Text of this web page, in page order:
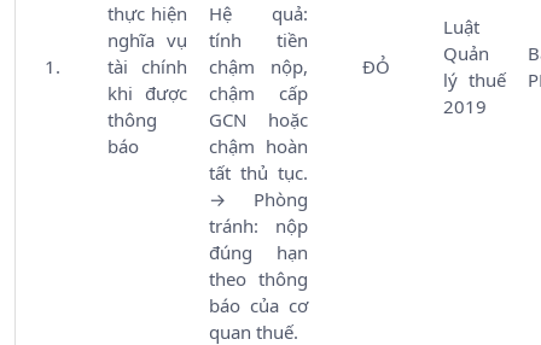
thực hiện
nghĩa vụ
tài chính
khi được
thông
báo
Hệ quả:
tính tiền
chậm nộp,
chậm cấp
GCN hoặc
chậm hoàn
tất thủ tục.
→ Phòng
tránh: nộp
đúng hạn
theo thông
báo của cơ
quan thuế.
ĐỎ
Luật
Quản
lý thuế
2019